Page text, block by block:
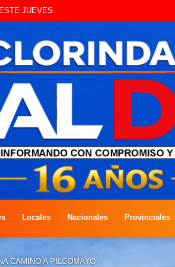
Locales Nacionales Provinciales
CAMINO A PILCOMAYO